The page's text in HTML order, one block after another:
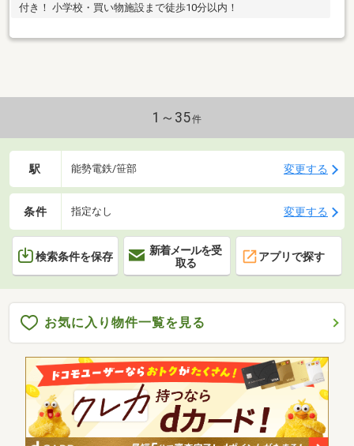
付き！ 小学校・買い物施設まで徒歩10分以内！
1～35件
駅 能勢電鉄/笹部 変更する
条件 指定なし 変更する
検索条件を保存
新着メールを受
取る
アプリで探す
お気に入り物件一覧を見る